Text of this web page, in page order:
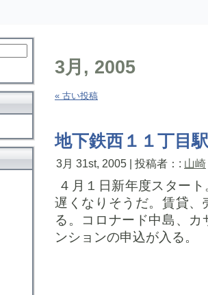
3月, 2005
« 古い投稿
地下鉄西１１丁目
3月 31st, 2005 | 投稿者：: 山崎
４月１日新年度スター
遅くなりそうだ。賃貸
る。コロナード中島、
ンションの申込が入る。